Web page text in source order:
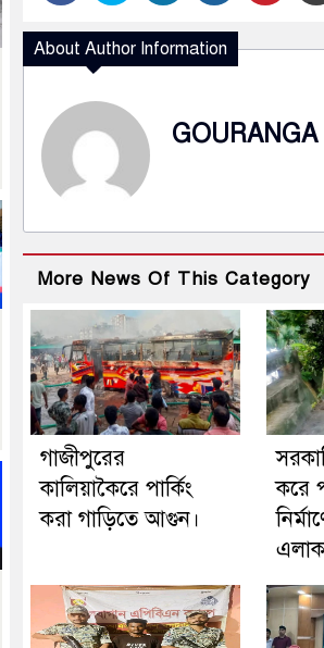
About Author Information
More News Of This Category
গাজীপুরের
কালিয়াকৈরে পার্কিং
করা গাড়িতে আগুন।
করে